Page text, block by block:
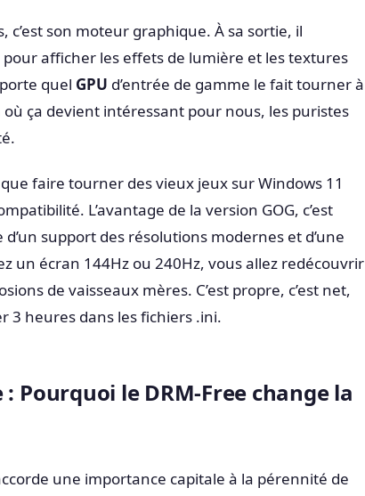
c’est son moteur graphique. À sa sortie, il
afficher les effets de lumière et les textures
quel GPU d’entrée de gamme le fait tourner à
où ça devient intéressant pour nous, les puristes
que faire tourner des vieux jeux sur Windows 11
L’avantage de la version GOG, c’est
support des résolutions modernes et d’une
un écran 144Hz ou 240Hz, vous allez redécouvrir
de vaisseaux mères. C’est propre, c’est net,
3 heures dans les fichiers .ini.
Pourquoi le DRM-Free change la
une importance capitale à la pérennité de